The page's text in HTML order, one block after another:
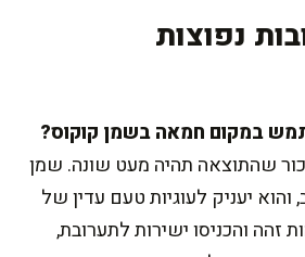
נפוצות
שהתוצאה תהיה מעט שונה. שמן
יעניק לעוגיות טעם עדין של
זהה והכניסו ישירות לתערובת,